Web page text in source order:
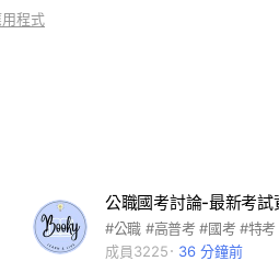
程式
成員3225
36 分鐘前